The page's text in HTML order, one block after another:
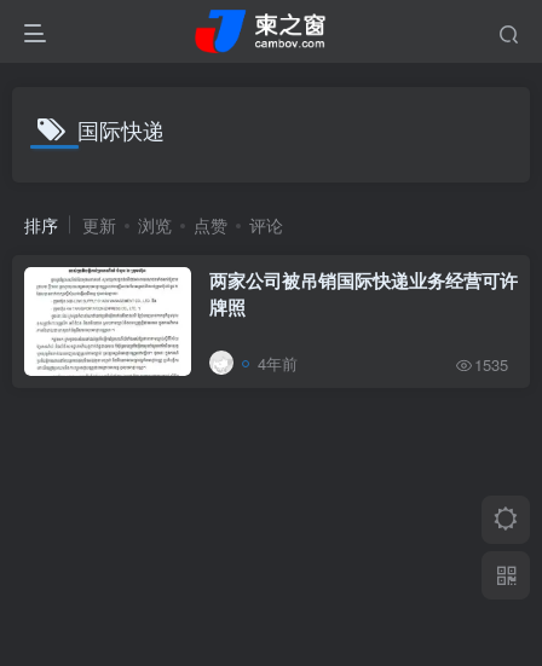
国际快递
排序 更新 浏览 点赞 评论
两家公司被吊销国际快递业务经营可许
牌照
4年前 1535